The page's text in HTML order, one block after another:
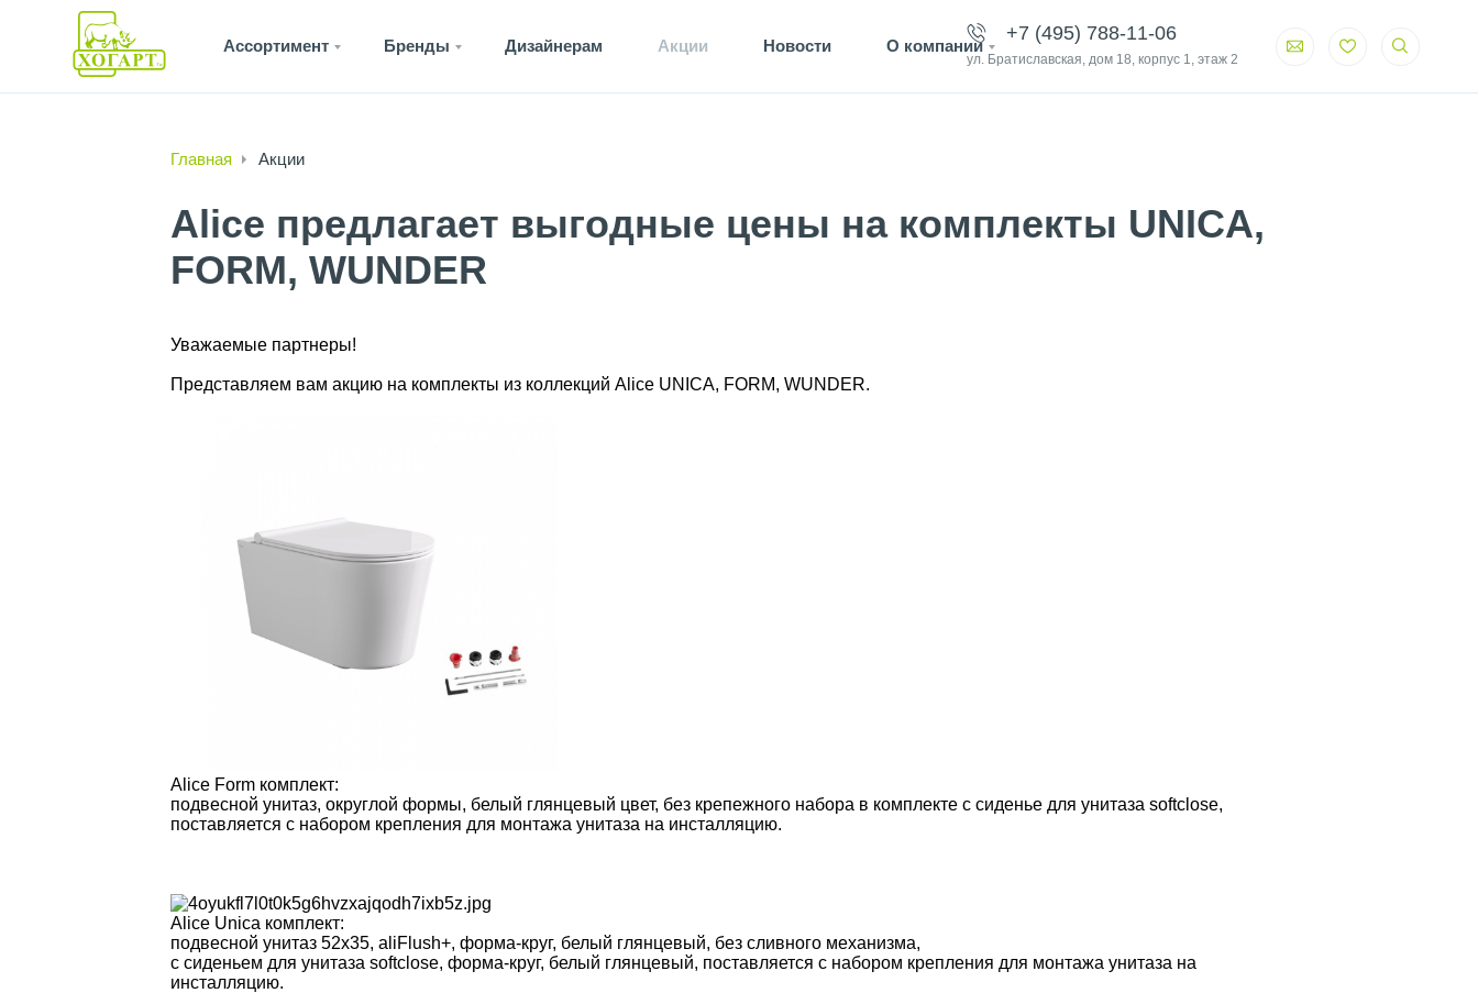
Ассортимент Бренды Дизайнерам Акции Новости О компании
+7 (495) 788-11-06
ул. Братиславская, дом 18, корпус 1, этаж 2
Главная Акции
Alice предлагает выгодные цены на комплекты UNICA,
FORM, WUNDER
Уважаемые партнеры!
Представляем вам акцию на комплекты из коллекций Alice UNICA, FORM, WUNDER.
Alice Form комплект:
подвесной унитаз, округлой формы, белый глянцевый цвет, без крепежного набора в комплекте с сиденье для унитаза softclose,
поставляется с набором крепления для монтажа унитаза на инсталляцию.
Alice Unica комплект:
подвесной унитаз 52х35, aliFlush+, форма-круг, белый глянцевый, без сливного механизма,
с сиденьем для унитаза softclose, форма-круг, белый глянцевый, поставляется с набором крепления для монтажа унитаза на
инсталляцию.